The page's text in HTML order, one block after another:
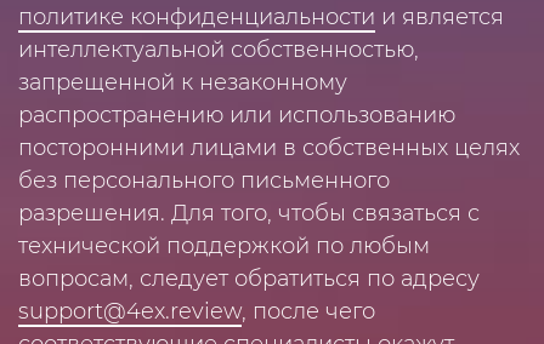
политике конфиденциальности и является
интеллектуальной собственностью,
запрещенной к незаконному
распространению или использованию
посторонними лицами в собственных целях
без персонального письменного
разрешения. Для того, чтобы связаться с
технической поддержкой по любым
вопросам, следует обратиться по адресу
support@4ex.review, после чего